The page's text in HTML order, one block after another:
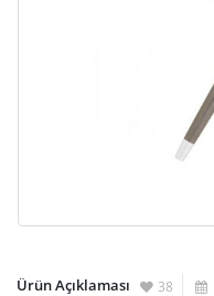
Ürün Açıklaması 38